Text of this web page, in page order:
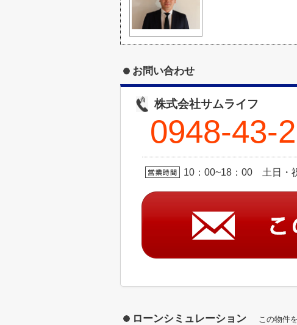
お問い合わせ
株式会社サムライフ
0948-43-
10：00~18：00 土日・
ローンシミュレーション この物件